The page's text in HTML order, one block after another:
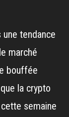
tendance
marché
bouffée
la crypto
semaine